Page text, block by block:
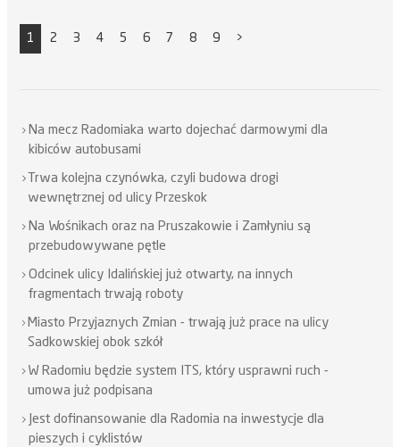
1 2 3 4 5 6 7 8 9 >
Na mecz Radomiaka warto dojechać darmowymi dla
kibiców autobusami
Trwa kolejna czynówka, czyli budowa drogi
wewnętrznej od ulicy Przeskok
Na Wośnikach oraz na Pruszakowie i Zamłyniu są
przebudowywane pętle
Odcinek ulicy Idalińskiej już otwarty, na innych
fragmentach trwają roboty
Miasto Przyjaznych Zmian - trwają już prace na ulicy
Sadkowskiej obok szkół
W Radomiu będzie system ITS, który usprawni ruch -
umowa już podpisana
Jest dofinansowanie dla Radomia na inwestycje dla
pieszych i cyklistów